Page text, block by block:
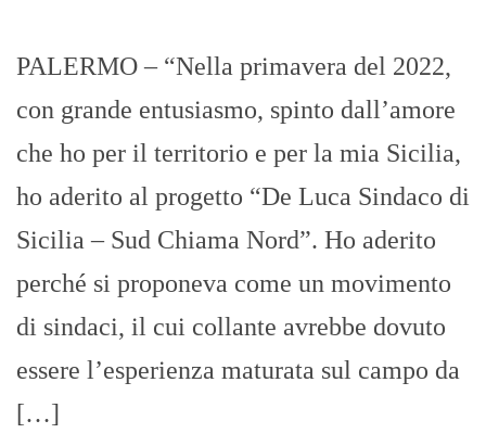
PALERMO – “Nella primavera del 2022,
con grande entusiasmo, spinto dall’amore
che ho per il territorio e per la mia Sicilia,
ho aderito al progetto “De Luca Sindaco di
Sicilia – Sud Chiama Nord”. Ho aderito
perché si proponeva come un movimento
di sindaci, il cui collante avrebbe dovuto
essere l’esperienza maturata sul campo da
[…]